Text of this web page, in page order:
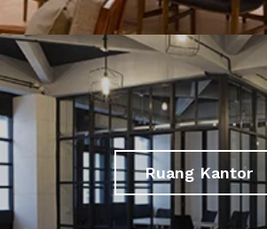
Ruang Kantor